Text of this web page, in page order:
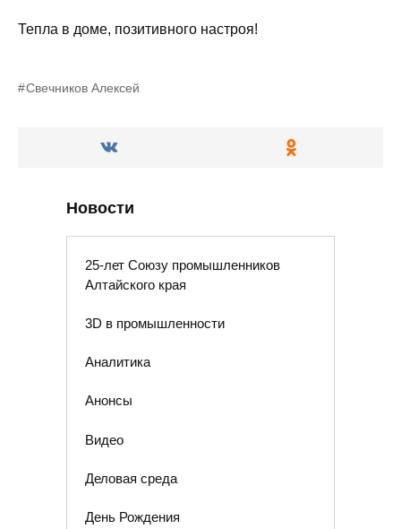
Тепла в доме, позитивного настроя!
Свечников Алексей
Новости
25-лет Союзу промышленников
Алтайского края
3D в промышленности
Аналитика
Анонсы
Видео
Деловая среда
День Рождения